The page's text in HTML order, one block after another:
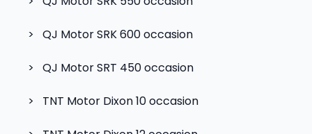
> QJ Motor SRK 600occasion
> QJ Motor SRT 450occasion
> TNT Motor Dixon 10occasion